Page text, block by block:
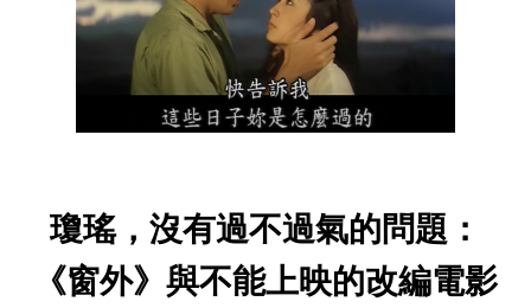
瓊瑤，沒有過不過氣的問題：
《窗外》與不能上映的改編電影